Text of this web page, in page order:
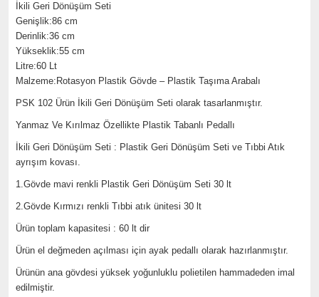
İkili Geri Dönüşüm Seti
Genişlik:86 cm
Derinlik:36 cm
Yükseklik:55 cm
Litre:60 Lt
Malzeme:Rotasyon Plastik Gövde – Plastik Taşıma Arabalı
PSK 102 Ürün İkili Geri Dönüşüm Seti olarak tasarlanmıştır.
Yanmaz Ve Kırılmaz Özellikte Plastik Tabanlı Pedallı
İkili Geri Dönüşüm Seti : Plastik Geri Dönüşüm Seti ve Tıbbi Atık
ayrışım kovası.
1.Gövde mavi renkli Plastik Geri Dönüşüm Seti 30 lt
2.Gövde Kırmızı renkli Tıbbi atık ünitesi 30 lt
Ürün toplam kapasitesi : 60 lt dir
Ürün el değmeden açılması için ayak pedallı olarak hazırlanmıştır.
Ürünün ana gövdesi yüksek yoğunluklu polietilen hammadeden imal
edilmiştir.